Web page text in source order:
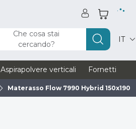
Che cosa stai
cercando?
IT
Aspirapolvere verticali Fornetti
Materasso Flow 7990 Hybrid 150x190